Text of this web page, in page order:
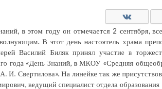
в этом году он отмечается 2 сентября,
В этот день настоятель храма
Василий Биляк принял участие в
года «День Знаний, в МКОУ «Средняя
И. Свертилова». На линейке так же
ведущий специалист отдела